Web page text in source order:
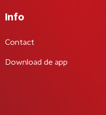
Info
Contact
Download de app